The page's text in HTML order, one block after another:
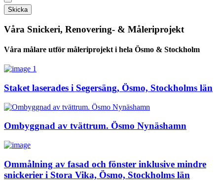
Skicka
Våra Snickeri, Renovering- & Måleriprojekt
Våra målare utför måleriprojekt i hela Ösmo & Stockholm
Staket laserades i Segersäng, Ösmo, Stockholms län
Ombyggnad av tvättrum. Ösmo Nynäshamn
Ommålning av fasad och fönster inklusive mindre
snickerier i Stora Vika, Ösmo, Stockholms län